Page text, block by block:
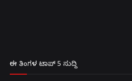
ಈ ತಿಂಗಳ ಟಾಪ್ 5 ಸುದ್ದಿ